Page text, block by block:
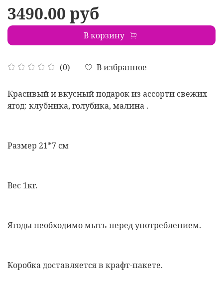
(0) В избранное
3490.00 руб
В корзину
Красивый и вкусный подарок из ассорти свежих
ягод: клубника, голубика, малина .
Размер 21*7 см
Вес 1кг.
Ягоды необходимо мыть перед употреблением.
Коробка доставляется в крафт-пакете.